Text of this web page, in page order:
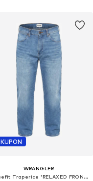
KUPON
WRANGLER
Loosefit Traperice 'RELAXED FRONTIER'